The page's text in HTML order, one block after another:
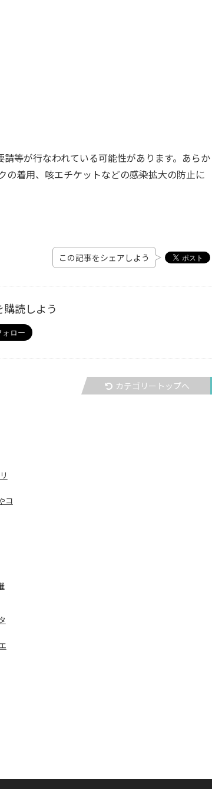
等が行なわれている可能性があります。あらか
の着用、咳エチケットなどの感染拡大の防止に
この記事をシェアしよう
購読しよう
カテゴリートップへ
コ